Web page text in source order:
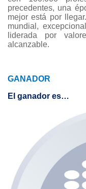
precedentes, una
mejor está por
mundial,
liderada por
alcanzable.
GANADOR
El ganador es…